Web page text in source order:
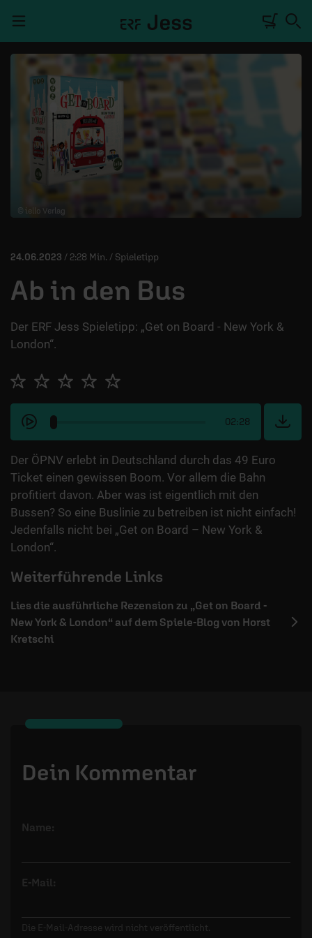
TALKWERK
REPORTAGE
RADIO
MITMACHEN
ÜBER UNS
© iello Verlag
24.06.2023 / 2:28 Min. / Spieletipp
Ab in den Bus
Der ERF Jess Spieletipp: „Get on Board - New York &
London“.
02:28
Der ÖPNV erlebt in Deutschland durch das 49 Euro
Ticket einen gewissen Boom. Vor allem die Bahn
profitiert davon. Aber was ist eigentlich mit den
Bussen? So eine Buslinie zu betreiben ist nicht einfach!
Jedenfalls nicht bei „Get on Board – New York &
London“.
Weiterführende Links
Lies die ausführliche Rezension zu „Get on Board -
New York & London“ auf dem Spiele-Blog von Horst
Kretschi
Dein Kommentar
Name:
E-Mail:
Die E-Mail-Adresse wird nicht veröffentlicht.